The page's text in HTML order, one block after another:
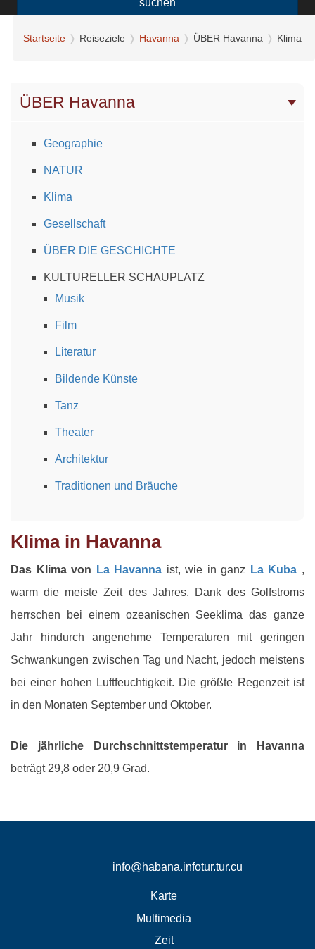
Startseite Reiseziele Havanna ÜBER Havanna Klima
ÜBER Havanna
Geographie
NATUR
Klima
Gesellschaft
ÜBER DIE GESCHICHTE
KULTURELLER SCHAUPLATZ
Musik
Film
Literatur
Bildende Künste
Tanz
Theater
Architektur
Traditionen und Bräuche
Klima in Havanna
Das Klima von La Havanna ist, wie in ganz La Kuba ,
warm die meiste Zeit des Jahres. Dank des Golfstroms
herrschen bei einem ozeanischen Seeklima das ganze
Jahr hindurch angenehme Temperaturen mit geringen
Schwankungen zwischen Tag und Nacht, jedoch meistens
bei einer hohen Luftfeuchtigkeit. Die größte Regenzeit ist
in den Monaten September und Oktober.
Die jährliche Durchschnittstemperatur in Havanna
beträgt 29,8 oder 20,9 Grad.
info@habana.infotur.tur.cu
Karte
Multimedia
Zeit